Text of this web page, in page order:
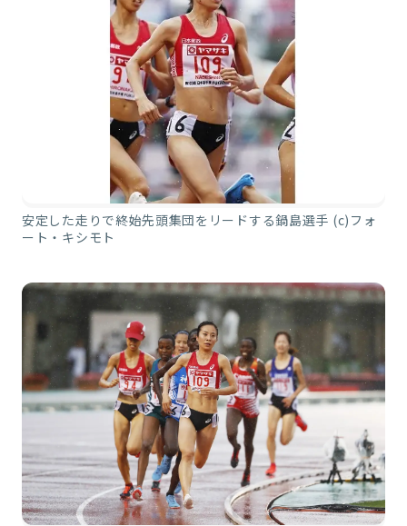
安定した走りで終始先頭集団をリードする鍋島選手 (c)フォ
ート・キシモト